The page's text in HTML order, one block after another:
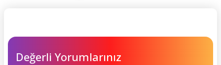
Değerli Yorumlarınız